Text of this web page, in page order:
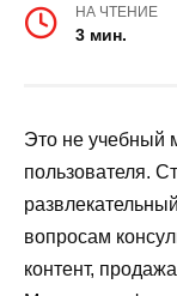
НА ЧТЕНИЕ
3 мин.
Это не учебный
пользователя.
вопросам
контент,